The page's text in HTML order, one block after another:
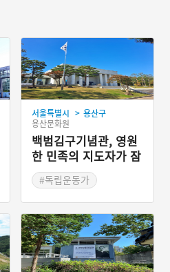
서울특별시 > 용산구
용산문화원
백범김구기념관, 영원
한 민족의 지도자가 잠
든 곳
#독립운동가
#인물기념관
#용산 가볼만한곳